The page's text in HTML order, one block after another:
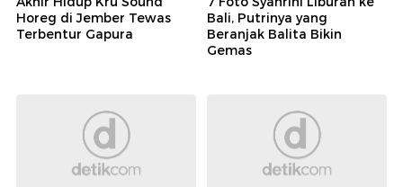
Horeg di Jember Tewas
Terbentur Gapura
Bali, Putrinya yang
Beranjak Balita Bikin
Gemas